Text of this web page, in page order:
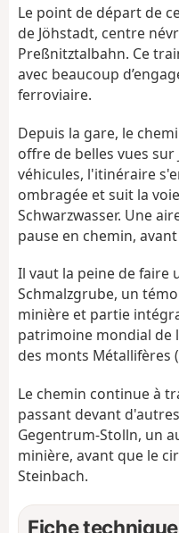
Le point de départ de
de Jöhstadt, centre
Preßnitztalbahn. Ce
avec beaucoup
ferroviaire.
Depuis la gare, le
offre de belles vues
véhicules, l'itinéraire
ombragée et suit la
Schwarzwasser. Une
pause en chemin,
Il vaut la peine de faire
Schmalzgrube, un
minière et partie
patrimoine mondial de
des monts Métallifères
Le chemin continue à
passant devant
Gegentrum-Stolln, un
minière, avant que le
Steinbach.
Fiche technique